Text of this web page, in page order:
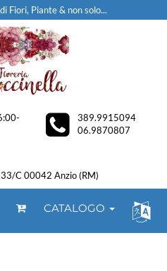
Fiori, Piante & non solo...
389.9915094
06.9870807
C 00042 Anzio (RM)
CATALOGO